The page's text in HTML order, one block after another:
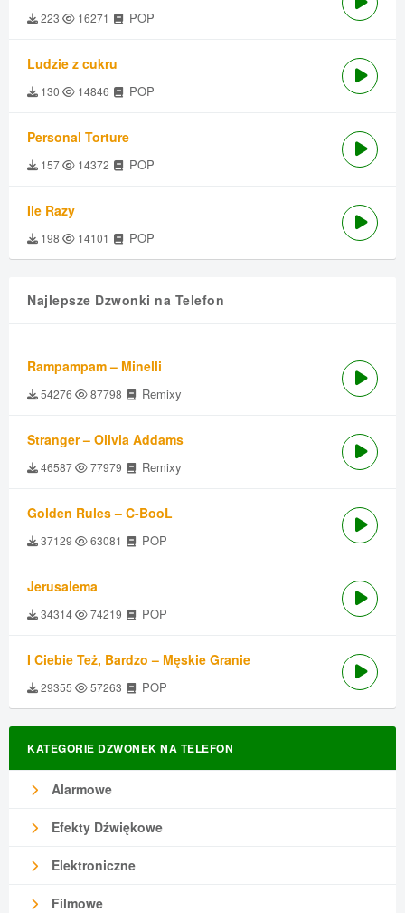
223 16271 POP
Ludzie z cukru
130 14846 POP
Personal Torture
157 14372 POP
Ile Razy
198 14101 POP
Najlepsze Dzwonki na Telefon
Rampampam – Minelli
54276 87798 Remixy
Stranger – Olivia Addams
46587 77979 Remixy
Golden Rules – C-BooL
37129 63081 POP
Jerusalema
34314 74219 POP
I Ciebie Też, Bardzo – Męskie Granie
29355 57263 POP
KATEGORIE DZWONEK NA TELEFON
Alarmowe
Efekty Dźwiękowe
Elektroniczne
Filmowe